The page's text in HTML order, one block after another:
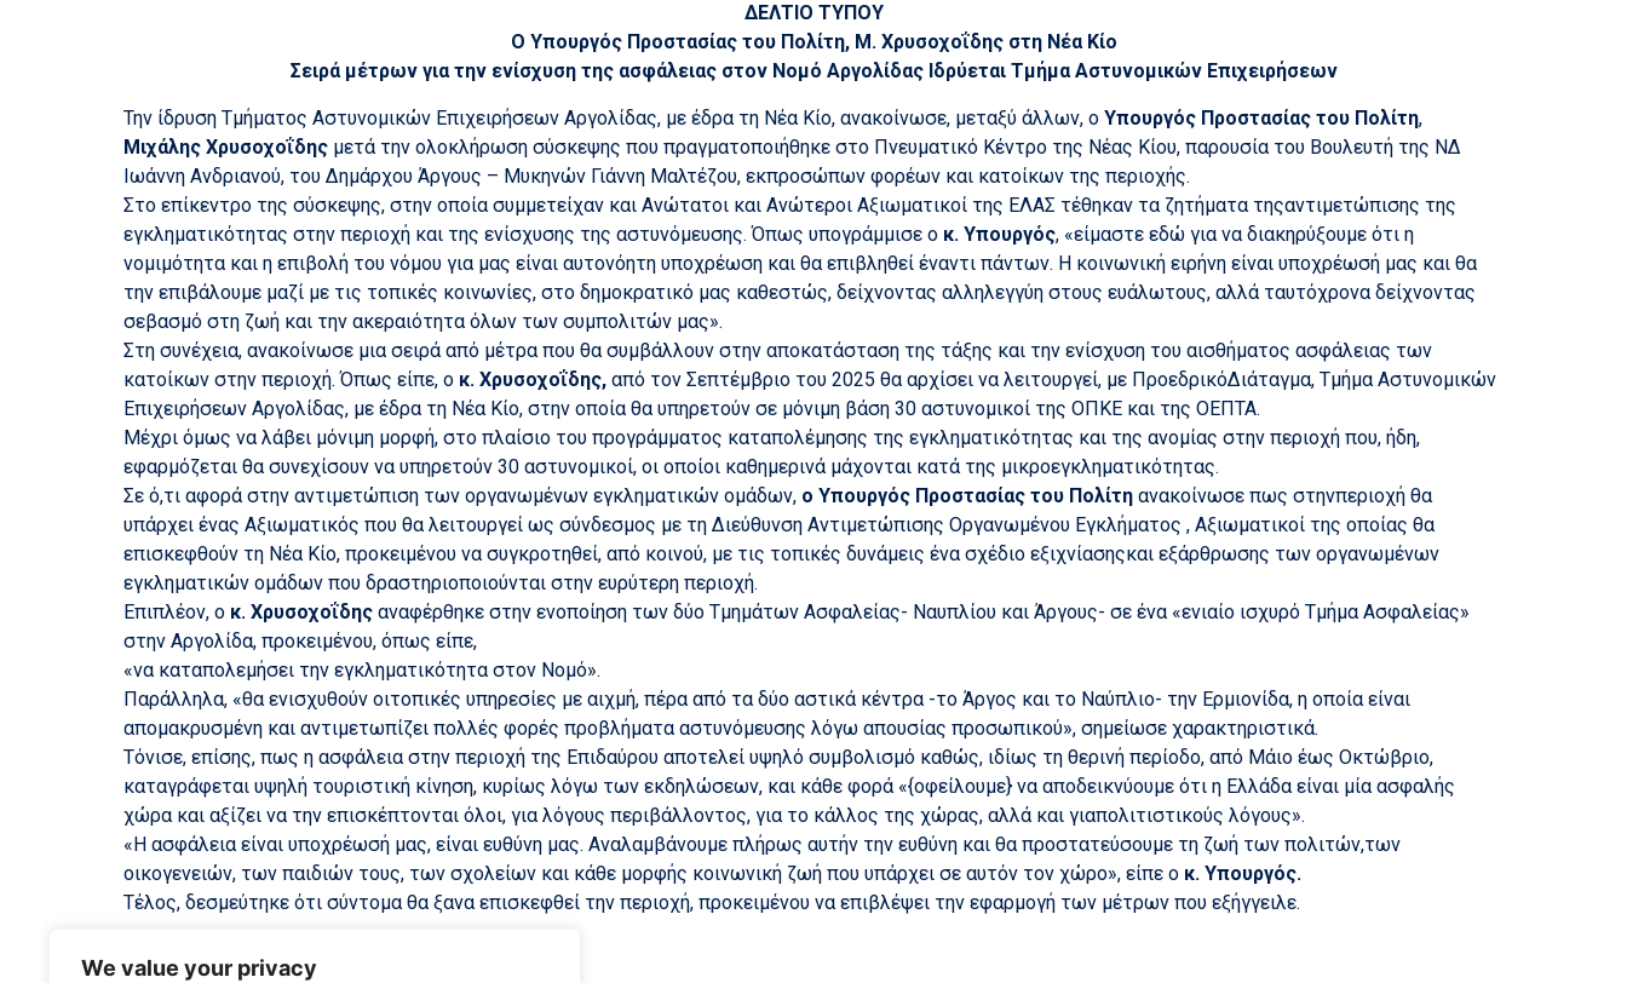
We value your privacy
ΔΕΛΤΙΟ ΤΥΠΟΥ
Ο Υπουργός Προστασίας του Πολίτη, Μ. Χρυσοχοΐδης στη Νέα Κίο
Σειρά μέτρων για την ενίσχυση της ασφάλειας στον Νομό Αργολίδας Ιδρύεται Τμήμα Αστυνομικών Επιχειρήσεων
Την ίδρυση Τμήματος Αστυνομικών Επιχειρήσεων Αργολίδας, με έδρα τη Νέα Κίο, ανακοίνωσε, μεταξύ άλλων, ο Υπουργός Προστασίας του Πολίτη,
Μιχάλης Χρυσοχοΐδης μετά την ολοκλήρωση σύσκεψης που πραγματοποιήθηκε στο Πνευματικό Κέντρο της Νέας Κίου, παρουσία του Βουλευτή της ΝΔ
Ιωάννη Ανδριανού, του Δημάρχου Άργους – Μυκηνών Γιάννη Μαλτέζου, εκπροσώπων φορέων και κατοίκων της περιοχής.
Στο επίκεντρο της σύσκεψης, στην οποία συμμετείχαν και Ανώτατοι και Ανώτεροι Αξιωματικοί της ΕΛΑΣ τέθηκαν τα ζητήματα τηςαντιμετώπισης της
εγκληματικότητας στην περιοχή και της ενίσχυσης της αστυνόμευσης. Όπως υπογράμμισε ο κ. Υπουργός, «είμαστε εδώ για να διακηρύξουμε ότι η
νομιμότητα και η επιβολή του νόμου για μας είναι αυτονόητη υποχρέωση και θα επιβληθεί έναντι πάντων. Η κοινωνική ειρήνη είναι υποχρέωσή μας και θα
την επιβάλουμε μαζί με τις τοπικές κοινωνίες, στο δημοκρατικό μας καθεστώς, δείχνοντας αλληλεγγύη στους ευάλωτους, αλλά ταυτόχρονα δείχνοντας
σεβασμό στη ζωή και την ακεραιότητα όλων των συμπολιτών μας».
Στη συνέχεια, ανακοίνωσε μια σειρά από μέτρα που θα συμβάλλουν στην αποκατάσταση της τάξης και την ενίσχυση του αισθήματος ασφάλειας των
κατοίκων στην περιοχή. Όπως είπε, ο κ. Χρυσοχοΐδης, από τον Σεπτέμβριο του 2025 θα αρχίσει να λειτουργεί, με ΠροεδρικόΔιάταγμα, Τμήμα Αστυνομικών
Επιχειρήσεων Αργολίδας, με έδρα τη Νέα Κίο, στην οποία θα υπηρετούν σε μόνιμη βάση 30 αστυνομικοί της ΟΠΚΕ και της ΟΕΠΤΑ.
Μέχρι όμως να λάβει μόνιμη μορφή, στο πλαίσιο του προγράμματος καταπολέμησης της εγκληματικότητας και της ανομίας στην περιοχή που, ήδη,
εφαρμόζεται θα συνεχίσουν να υπηρετούν 30 αστυνομικοί, οι οποίοι καθημερινά μάχονται κατά της μικροεγκληματικότητας.
Σε ό,τι αφορά στην αντιμετώπιση των οργανωμένων εγκληματικών ομάδων, ο Υπουργός Προστασίας του Πολίτη ανακοίνωσε πως στηνπεριοχή θα
υπάρχει ένας Αξιωματικός που θα λειτουργεί ως σύνδεσμος με τη Διεύθυνση Αντιμετώπισης Οργανωμένου Εγκλήματος , Αξιωματικοί της οποίας θα
επισκεφθούν τη Νέα Κίο, προκειμένου να συγκροτηθεί, από κοινού, με τις τοπικές δυνάμεις ένα σχέδιο εξιχνίασηςκαι εξάρθρωσης των οργανωμένων
εγκληματικών ομάδων που δραστηριοποιούνται στην ευρύτερη περιοχή.
Επιπλέον, ο κ. Χρυσοχοΐδης αναφέρθηκε στην ενοποίηση των δύο Τμημάτων Ασφαλείας- Ναυπλίου και Άργους- σε ένα «ενιαίο ισχυρό Τμήμα Ασφαλείας»
στην Αργολίδα, προκειμένου, όπως είπε,
«να καταπολεμήσει την εγκληματικότητα στον Νομό».
Παράλληλα, «θα ενισχυθούν οιτοπικές υπηρεσίες με αιχμή, πέρα από τα δύο αστικά κέντρα -το Άργος και το Ναύπλιο- την Ερμιονίδα, η οποία είναι
απομακρυσμένη και αντιμετωπίζει πολλές φορές προβλήματα αστυνόμευσης λόγω απουσίας προσωπικού», σημείωσε χαρακτηριστικά.
Τόνισε, επίσης, πως η ασφάλεια στην περιοχή της Επιδαύρου αποτελεί υψηλό συμβολισμό καθώς, ιδίως τη θερινή περίοδο, από Μάιο έως Οκτώβριο,
καταγράφεται υψηλή τουριστική κίνηση, κυρίως λόγω των εκδηλώσεων, και κάθε φορά «{οφείλουμε} να αποδεικνύουμε ότι η Ελλάδα είναι μία ασφαλής
χώρα και αξίζει να την επισκέπτονται όλοι, για λόγους περιβάλλοντος, για το κάλλος της χώρας, αλλά και γιαπολιτιστικούς λόγους».
«Η ασφάλεια είναι υποχρέωσή μας, είναι ευθύνη μας. Αναλαμβάνουμε πλήρως αυτήν την ευθύνη και θα προστατεύσουμε τη ζωή των πολιτών,των
οικογενειών, των παιδιών τους, των σχολείων και κάθε μορφής κοινωνική ζωή που υπάρχει σε αυτόν τον χώρο», είπε ο κ. Υπουργός.
Τέλος, δεσμεύτηκε ότι σύντομα θα ξανα επισκεφθεί την περιοχή, προκειμένου να επιβλέψει την εφαρμογή των μέτρων που εξήγγειλε.